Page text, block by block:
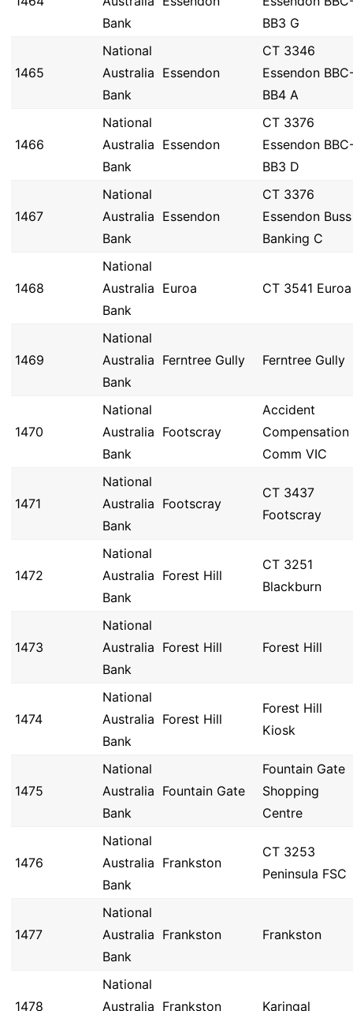
Bank
BB3 G
1465
National
Australia
Bank
Essendon
CT 3346
Essendon
BB4 A
1466
National
Australia
Bank
Essendon
CT 3376
Essendon
BB3 D
1467
National
Australia
Bank
Essendon
CT 3376
Essendon Buss
Banking C
1468
National
Australia
Bank
Euroa CT 3541 Euroa
1469
National
Australia
Bank
Ferntree Gully Ferntree Gully
1470
National
Australia
Bank
Footscray
Accident
Compensation
Comm VIC
1471
National
Australia
Bank
Footscray
CT 3437
Footscray
1472
National
Australia
Bank
Forest Hill
CT 3251
Blackburn
1473
National
Australia
Bank
Forest Hill Forest Hill
1474
National
Australia
Bank
Forest Hill
Forest Hill
Kiosk
1475
National
Australia
Bank
Fountain Gate
Fountain Gate
Shopping
Centre
1476
National
Australia
Bank
Frankston
CT 3253
Peninsula FSC
1477
National
Australia
Bank
Frankston Frankston
1478
National
Australia Frankston Karingal